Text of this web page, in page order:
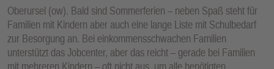
Oberursel (ow). Bald sind Sommerferien – neben Spaß steht für
Familien mit Kindern aber auch eine lange Liste mit Schulbedarf
zur Besorgung an. Bei einkommensschwachen Familien
unterstützt das Jobcenter, aber das reicht – gerade bei Familien
U
N
K
TI